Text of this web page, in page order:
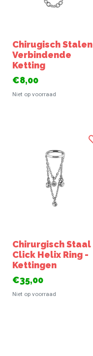
Chirugisch Stalen
Verbindende
Ketting
€8,00
Niet op voorraad
Chirurgisch Staal
Click Helix Ring -
Kettingen
€35,00
Niet op voorraad